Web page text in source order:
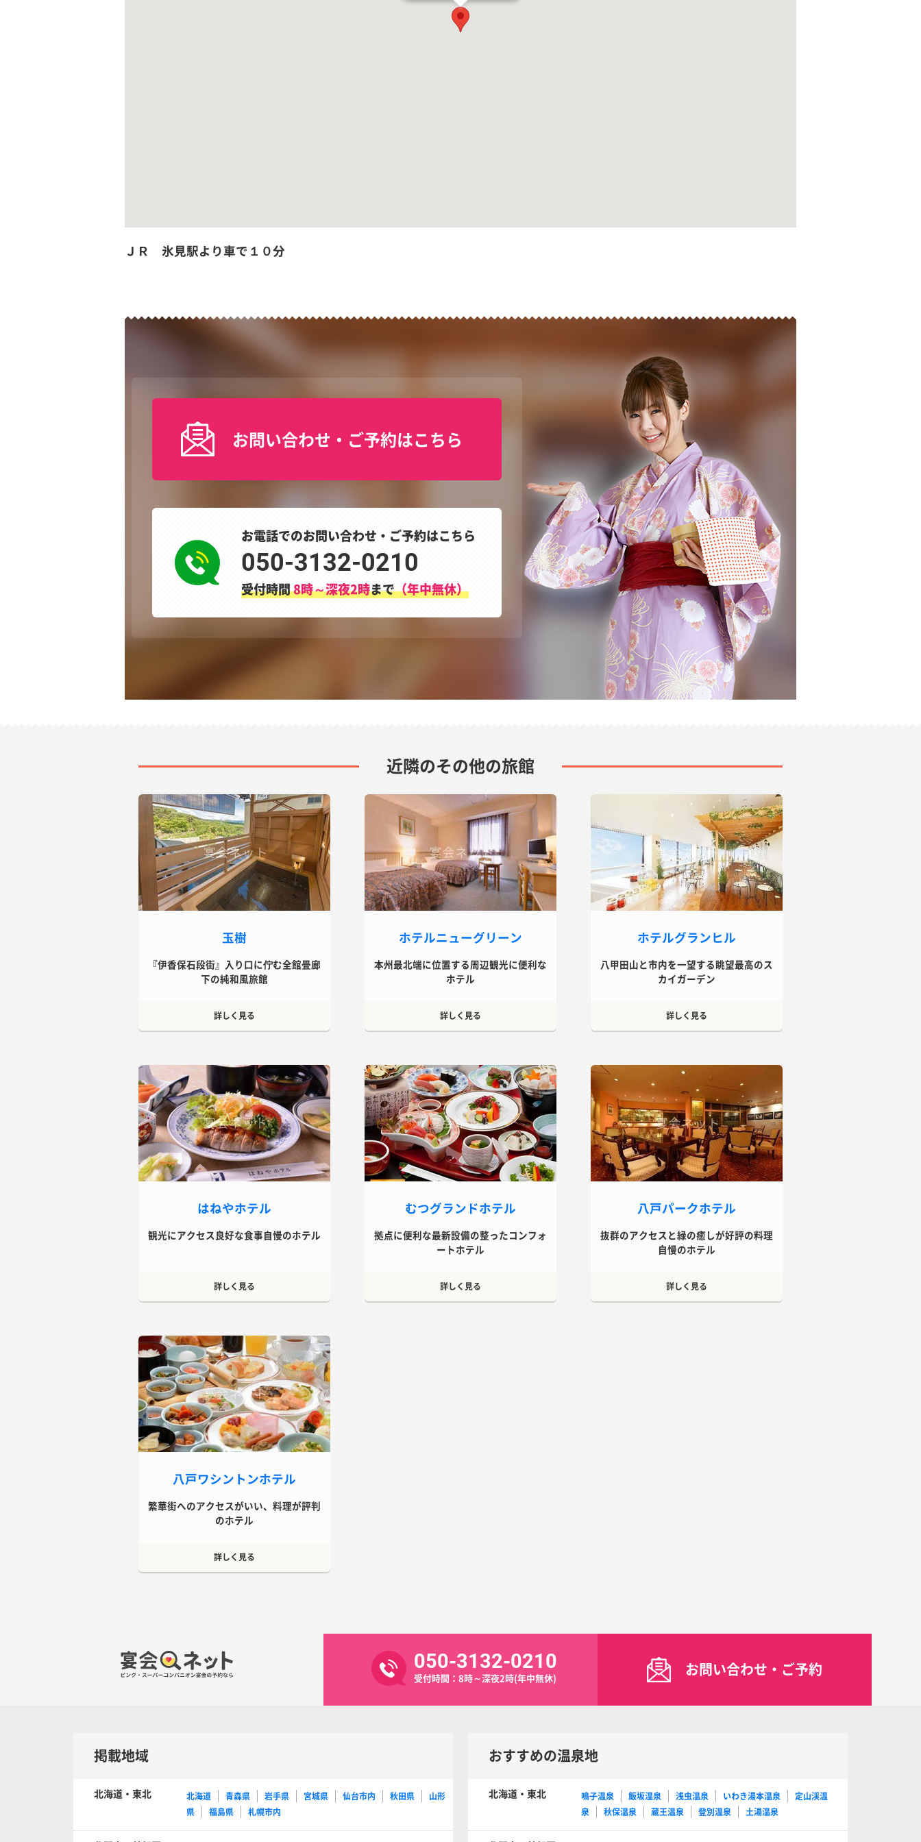
ＪＲ 氷見駅より車で１０分
お問い合わせ・ご予約はこちら
お電話でのお問い合わせ・ご予約はこちら
050-3132-0210
受付時間8時～深夜2時まで（年中無休）
近隣のその他の旅館
玉樹
『伊香保石段街』入り口に佇む全館畳廊
下の純和風旅館
詳しく見る
ホテルニューグリーン
本州最北端に位置する周辺観光に便利な
ホテル
詳しく見る
ホテルグランヒル
八甲田山と市内を一望する眺望最高のス
カイガーデン
詳しく見る
はねやホテル
観光にアクセス良好な食事自慢のホテル
詳しく見る
むつグランドホテル
拠点に便利な最新設備の整ったコンフォ
ートホテル
詳しく見る
八戸パークホテル
抜群のアクセスと緑の癒しが好評の料理
自慢のホテル
詳しく見る
八戸ワシントンホテル
繁華街へのアクセスがいい、料理が評判
のホテル
詳しく見る
050-3132-0210
受付時間：8時～深夜2時(年中無休) お問い合わせ・ご予約
掲載地域
北海道・東北 北海道 青森県 岩手県 宮城県 仙台市内 秋田県
山形
県
福島県 札幌市内
おすすめの温泉地
北海道・東北 鳴子温泉 飯坂温泉 浅虫温泉 いわき湯本温泉
定山渓温
泉
秋保温泉 蔵王温泉 登別温泉 土湯温泉